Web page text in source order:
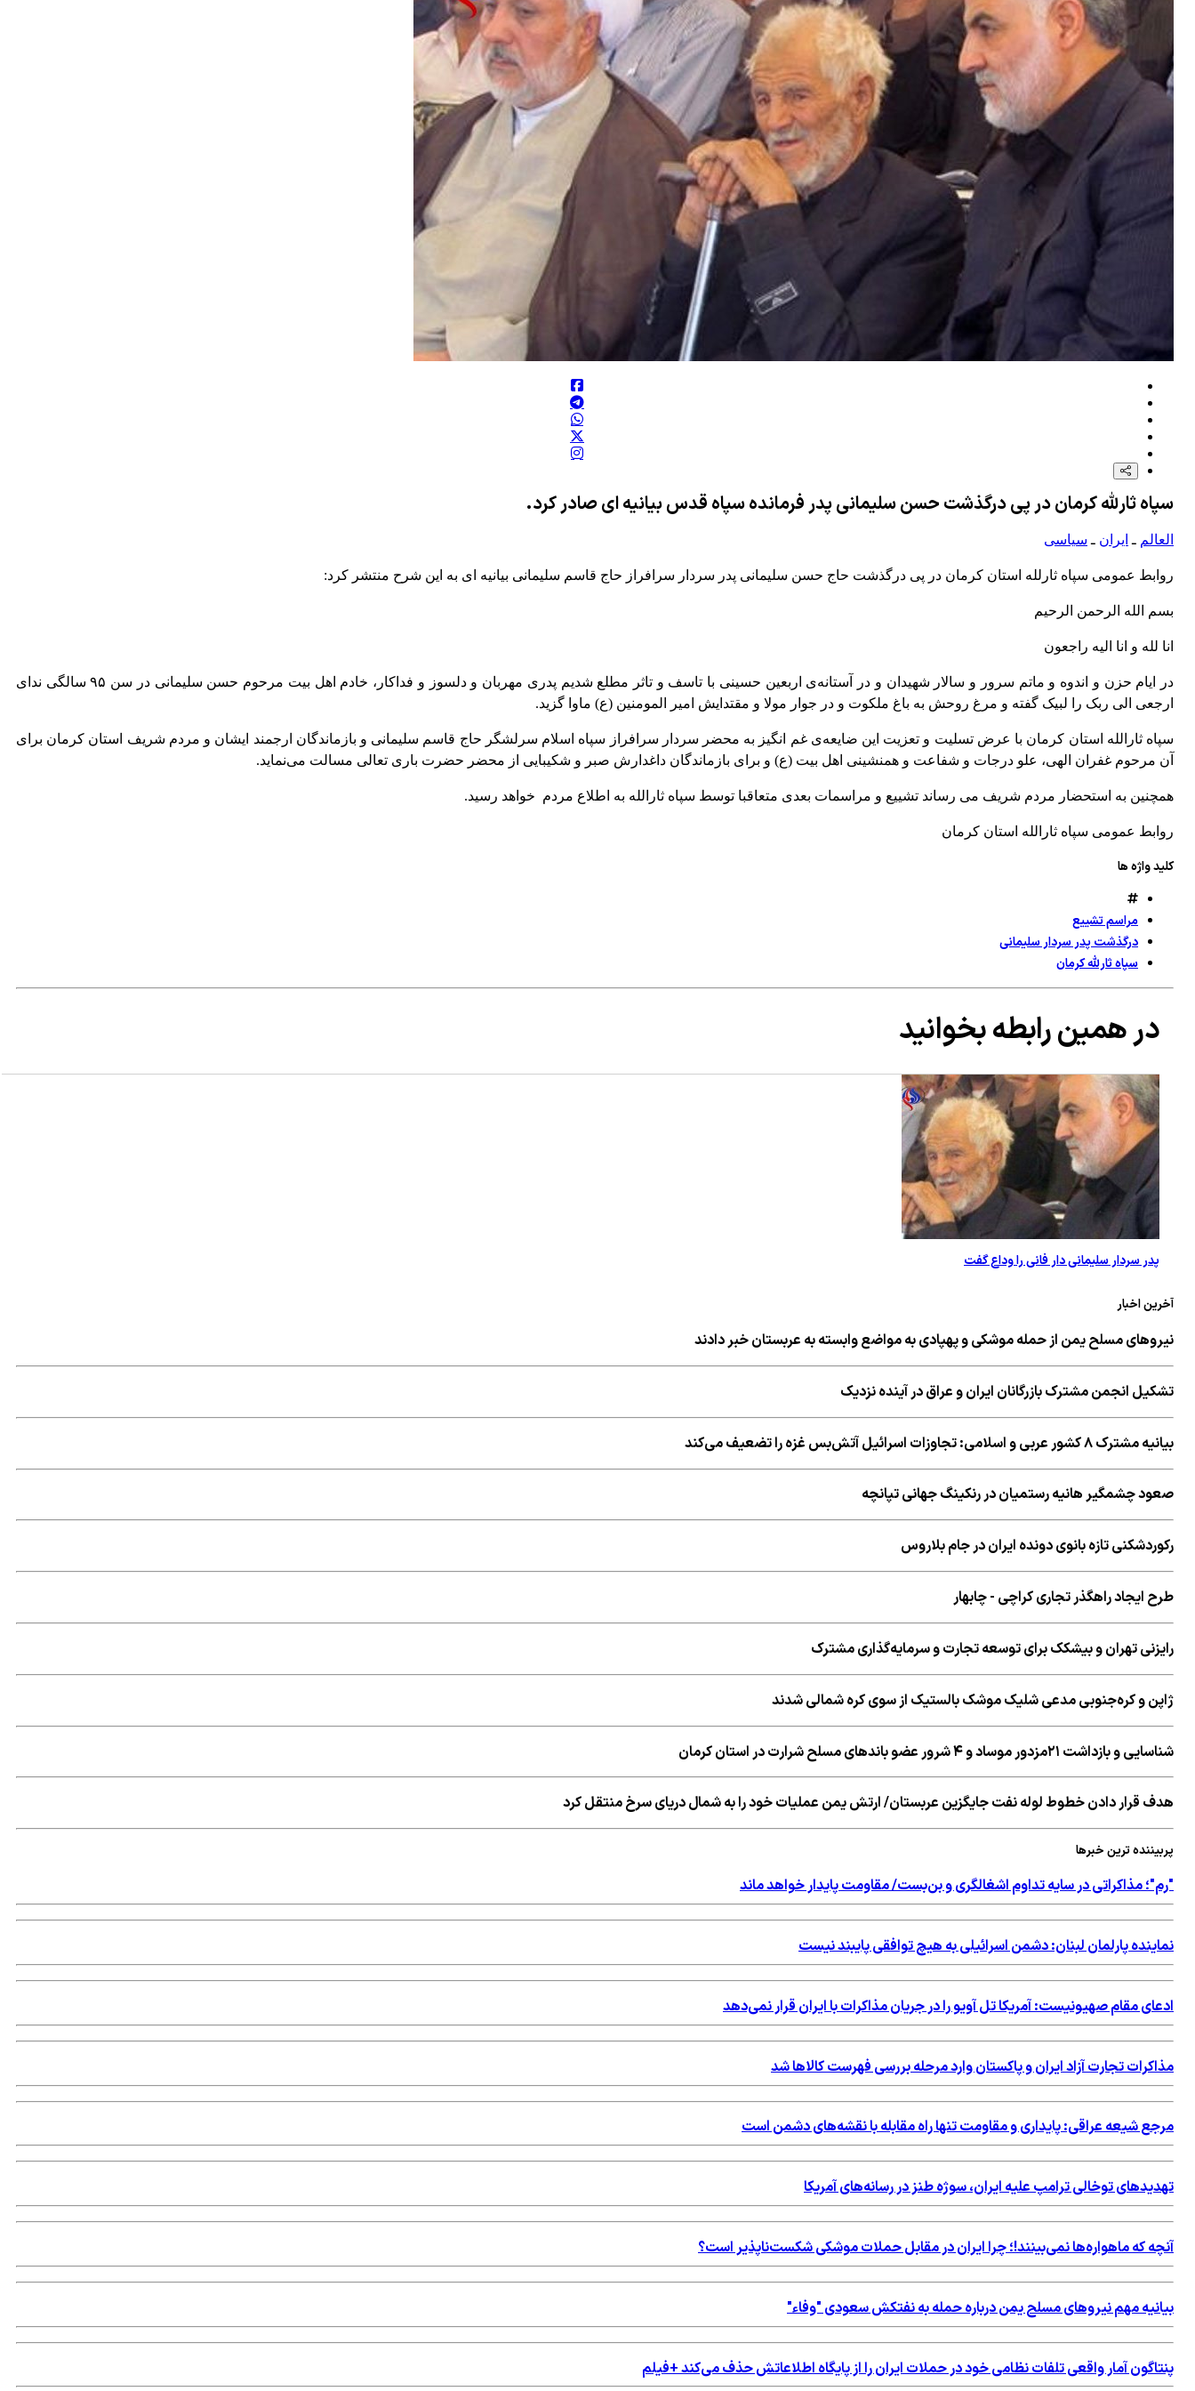
نیروهای مسلح یمن از حمله موشکی و پهپادی به مواضع وابسته به عربستان خبر دادند
تشکیل انجمن مشترک بازرگانان ایران و عراق در آینده نزدیک
بیانیه مشترک ۸ کشور عربی و اسلامی: تجاوزات اسرائیل آتش‌بس غزه را تضعیف می‌کند
سپاه ثارلله کرمان در پی درگذشت حسن سلیمانی پدر فرمانده سپاه قدس بیانیه ای صادر کرد.
العالم ـ ایران ـ سیاسی
روابط عمومی سپاه ثارلله استان کرمان در پی درگذشت حاج حسن سلیمانی پدر سردار سرافراز حاج قاسم سلیمانی بیانیه ای به این شرح منتشر کرد:
بسم الله الرحمن الرحیم
انا لله و انا الیه راجعون
در ایام حزن و اندوه و ماتم سرور و سالار شهیدان و در آستانه‌ی اربعین حسینی با تاسف و تاثر مطلع شدیم پدری مهربان و دلسوز و فداکار، خادم اهل بیت مرحوم حسن سلیمانی در سن ۹۵ سالگی ندای
ارجعی الی ربک را لبیک گفته و مرغ روحش به باغ ملکوت و در جوار مولا و مقتدایش امیر المومنین (ع) ماوا گزید.
سپاه ثارالله استان کرمان با عرض تسلیت و تعزیت این ضایعه‌ی غم انگیز به محضر سردار سرافراز سپاه اسلام سرلشگر حاج قاسم سلیمانی و بازماندگان ارجمند ایشان و مردم شریف استان کرمان برای
آن مرحوم غفران الهی، علو درجات و شفاعت و همنشینی اهل بیت (ع) و برای بازماندگان داغدارش صبر و شکیبایی از محضر حضرت باری تعالی مسالت می‌نماید.
همچنین به استحضار مردم شریف می رساند تشییع و مراسمات بعدی متعاقبا توسط سپاه ثارالله به اطلاع مردم خواهد رسید.
روابط عمومی سپاه ثارالله استان کرمان
کلید واژه ها
مراسم تشییع
درگذشت پدر سردار سلیمانی
سپاه ثارلله کرمان
در همین رابطه بخوانید
پدر سردار سلیمانی دار فانی را وداع گفت
آخرین اخبار
نیروهای مسلح یمن از حمله موشکی و پهپادی به مواضع وابسته به عربستان خبر دادند
تشکیل انجمن مشترک بازرگانان ایران و عراق در آینده نزدیک
بیانیه مشترک ۸ کشور عربی و اسلامی: تجاوزات اسرائیل آتش‌بس غزه را تضعیف می‌کند
صعود چشمگیر هانیه رستمیان در رنکینگ جهانی تپانچه
رکوردشکنی تازه بانوی دونده ایران در جام بلاروس
طرح ایجاد راهگذر تجاری کراچی - چابهار
رایزنی تهران و بیشکک برای توسعه تجارت و سرمایه‌گذاری مشترک
ژاپن و کره‌جنوبی مدعی شلیک موشک بالستیک از سوی کره شمالی شدند
شناسایی و بازداشت ۲۱مزدور موساد و ۴ شرور عضو باند‌های مسلح شرارت در استان کرمان
هدف قرار دادن خطوط لوله نفت جایگزین عربستان/ ارتش یمن عملیات خود را به شمال دریای سرخ منتقل کرد
پربیننده ترین خبرها
"رم"؛ مذاکراتی در سایه تداوم اشغالگری و بن‌بست/ مقاومت پایدار خواهد ماند
نماینده پارلمان لبنان: دشمن اسرائیلی به هیچ توافقی پایبند نیست
ادعای مقام صهیونیست: آمریکا تل آویو را در جریان مذاکرات با ایران قرار نمی‌دهد
مذاکرات تجارت آزاد ایران و پاکستان وارد مرحله بررسی فهرست کالاها شد
مرجع شیعه عراقی: پایداری و مقاومت تنها راه مقابله با نقشه‌های دشمن است
تهدیدهای توخالی ترامپ علیه ایران، سوژه طنز در رسانه‌های آمریکا
آنچه که ماهواره‌ها نمی‌بینند!؛ چرا ایران در مقابل حملات موشکی شکست‌ناپذیر است؟
بیانیه مهم نیروهای مسلح یمن درباره حمله به نفتکش سعودی "وفاء"
پنتاگون آمار واقعی تلفات نظامی خود در حملات ایران را از پایگاه اطلاعاتش حذف می‌کند +فیلم